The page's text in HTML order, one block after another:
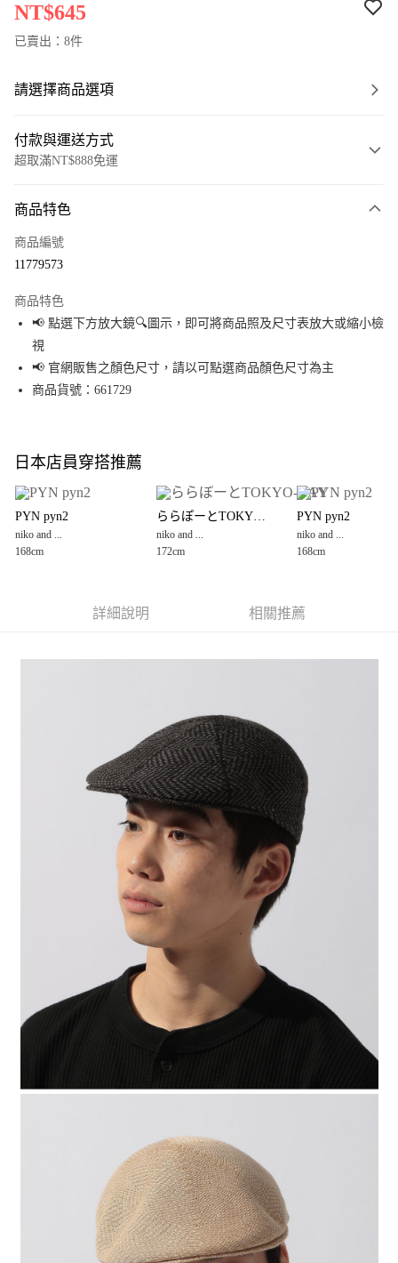
NT$645
已賣出：8件
請選擇商品選項
付款與運送方式
超取滿NT$888免運
信用卡一次付款
Apple Pay
街口支付
悠遊付
全盈+PAY
大哥付你分期
【大哥付你分期使用說明】
1.本服務由台灣大哥大提供，台灣大哥大用戶可立即使用無須另外申請。
2.付款方式選擇「大哥付你分期」，訂單成立後會自動跳轉到大哥付的交易
3.實際核准額度、可分期數及費用金額請依後續交易確認頁面所載為準。
4.訂單成立30分鐘內，如未前往確認交易或遇審核未通過，訂單將自動取
2.透過簡訊連結打開帳單後，可選擇「超商條碼／台灣大直營門市／銀行轉
帳／街口支付／iPASS MONEY」等通路繳費。
1.本服務係由「台灣大哥大股份有限公司」（以下簡稱本公司）所提供，讓
用戶於交易時，得透過本服務購買商品或服務，並由商店將買賣／分期付款
買賣價金債權讓與本公司後，依約使用本公司帳單繳交帳款。
2.基於同意付款使用「大哥付你分期」之契約關係目的，商店將以您的個人
資料（包含姓名、電話或地址）提供予台灣大哥大進項蒐集、處理及利用，
由本公司與您本人進行分期帳單所需資料之確認、核對及更正。
3.完整用戶服務條款，請詳閱以下連結：
https://oppay.tw/userRule
AFTEE先享後付
３．安心：先確認商品／服務後，再付款。
結帳頁面，進行簡訊認證並確認金額後，即可完成結帳。
２．訂單成立數日內，您將收到繳費通知簡訊。
３．收到繳費通知簡訊後14天內，點擊此簡訊中的連結，可透過四大超商／
ATM／網路銀行／等多元方式進行付款，方視為交易完成。
※ 請注意：結帳手續完成當下不需立刻繳費，但若您需要取消訂單，請聯絡
購買商品的店家。未經商家同意取消之訂單仍視為有效，需透過AFTEE先享
※ 交易是否成功請以「AFTEE先享後付 」之結帳頁面顯示為準，若有關於
是否繳費成功／繳費後需取消欲退款等相關疑問，請聯繫「AFTEE先享後付
https://netprotections.freshdesk.com/support/home
１．透過由恩沛科技股份有限公司提供之「AFTEE先享後付」服務完成之交
易，需依本服務之必要範圍內提供個人資料，並將交易相關給付款項請求債
權轉讓予恩沛科技股份有限公司。
２．關於個人資料處理事宜，請瀏覽以下網址：
https://aftee.tw/terms/#terms3
３．未成年的使用者請事先徵得法定代理人或監護人之同意方可使用
「AFTEE先享後付」，若未經同意申辦者引起之損失，本公司不負相關責
任。
４．使用「AFTEE先享後付」時，將依據個別帳號之用戶狀況，依本公司即
時審查核予不同之上限額度；若仍有額度不足之情形，本公司將視審查結果
恩沛科技股份有限公司將有權停止該用戶之使用額度並採取法律行動。
每筆NT$80，滿NT$888(含以上)免運費
每筆NT$80，滿NT$888(含以上)免運費
每筆NT$80，滿NT$1,500(含以上)免運費
每筆NT$80，滿NT$1,500(含以上)免運費
每筆NT$80，滿NT$1,500(含以上)免運費
商品特色
商品編號
11779573
商品特色
📢 點選下方放大鏡🔍圖示，即可將商品照及尺寸表放大或縮小檢
視
📢 官網販售之顏色尺寸，請以可點選商品顏色尺寸為主
商品貨號：661729
日本店員穿搭推薦
PYN pyn2
niko and ...
168cm
ららぽーとTOKYO-BAY
niko and ...
172cm
PYN pyn2
niko and ...
168cm
詳細說明 相關推薦